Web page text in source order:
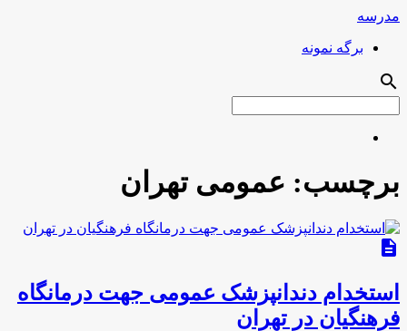
مدرسه
برگه نمونه
search
برچسب: عمومی تهران
description
استخدام دندانپزشک عمومی جهت درمانگاه
فرهنگیان در تهران